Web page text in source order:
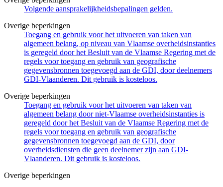
Volgende aansprakelijkheidsbepalingen gelden.
Overige beperkingen
Toegang en gebruik voor het uitvoeren van taken van
algemeen belang, op niveau van Vlaamse overheidsinstanties
is geregeld door het Besluit van de Vlaamse Regering met de
regels voor toegang en gebruik van geografische
gegevensbronnen toegevoegd aan de GDI, door deelnemers
GDI-Vlaanderen. Dit gebruik is kosteloos.
Overige beperkingen
Toegang en gebruik voor het uitvoeren van taken van
algemeen belang door niet-Vlaamse overheidsinstanties is
geregeld door het Besluit van de Vlaamse Regering met de
regels voor toegang en gebruik van geografische
gegevensbronnen toegevoegd aan de GDI, door
overheidsdiensten die geen deelnemer zijn aan GDI-
Vlaanderen. Dit gebruik is kosteloos.
Overige beperkingen